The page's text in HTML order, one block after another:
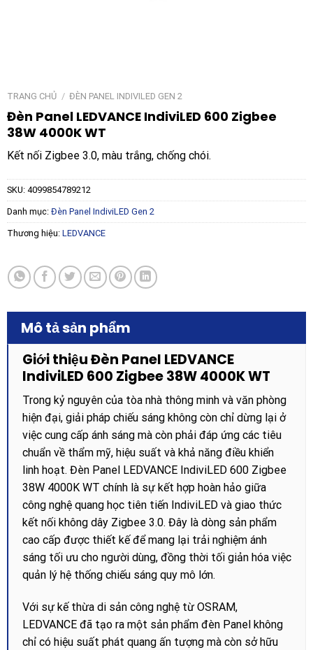
TRANG CHỦ / ĐÈN PANEL INDIVILED GEN 2
Đèn Panel LEDVANCE IndiviLED 600 Zigbee
38W 4000K WT
Kết nối Zigbee 3.0, màu trắng, chống chói.
SKU: 4099854789212
Danh mục: Đèn Panel IndiviLED Gen 2
Thương hiệu: LEDVANCE
Mô tả sản phẩm
Giới thiệu Đèn Panel LEDVANCE
IndiviLED 600 Zigbee 38W 4000K WT
Trong kỷ nguyên của tòa nhà thông minh và văn phòng
hiện đại, giải pháp chiếu sáng không còn chỉ dừng lại ở
việc cung cấp ánh sáng mà còn phải đáp ứng các tiêu
chuẩn về thẩm mỹ, hiệu suất và khả năng điều khiển
linh hoạt. Đèn Panel LEDVANCE IndiviLED 600 Zigbee
38W 4000K WT chính là sự kết hợp hoàn hảo giữa
công nghệ quang học tiên tiến IndiviLED và giao thức
kết nối không dây Zigbee 3.0. Đây là dòng sản phẩm
cao cấp được thiết kế để mang lại trải nghiệm ánh
sáng tối ưu cho người dùng, đồng thời tối giản hóa việc
quản lý hệ thống chiếu sáng quy mô lớn.
Với sự kế thừa di sản công nghệ từ OSRAM,
LEDVANCE đã tạo ra một sản phẩm đèn Panel không
chỉ có hiệu suất phát quang ấn tượng mà còn sở hữu